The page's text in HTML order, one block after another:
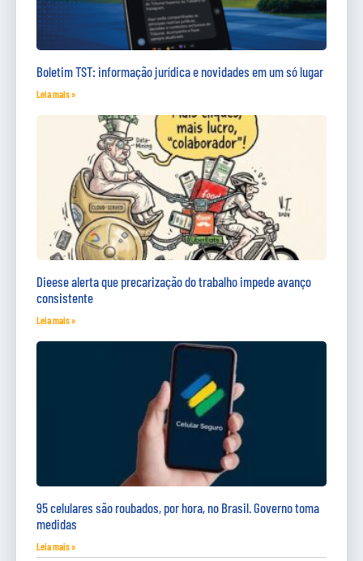
Boletim TST: informação jurídica e novidades em um só lugar
Leia mais »
Dieese alerta que precarização do trabalho impede avanço
consistente
Leia mais »
95 celulares são roubados, por hora, no Brasil. Governo toma
medidas
Leia mais »